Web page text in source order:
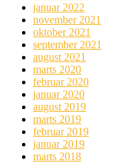
januar 2022
november 2021
oktober 2021
september 2021
august 2021
marts 2020
februar 2020
januar 2020
august 2019
marts 2019
februar 2019
januar 2019
marts 2018